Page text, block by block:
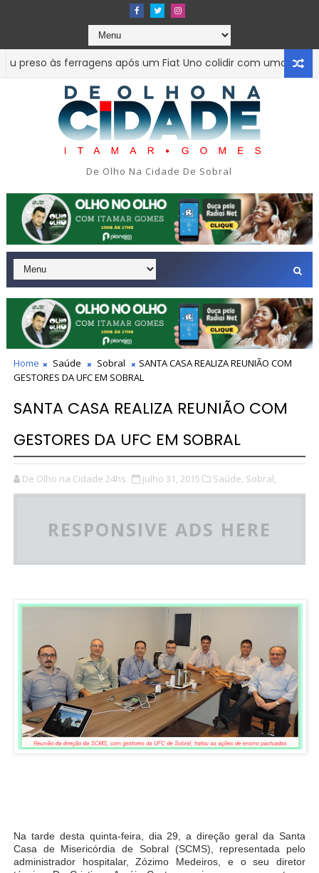
às ferragens após um Fiat Uno colidir com uma
de assalto acabou em tragédia na tarde da última segunda-
De Olho Na Cidade De Sobral
Home Saúde Sobral
SANTA CASA REALIZA REUNIÃO COM
GESTORES DA UFC EM SOBRAL
SANTA CASA REALIZA REUNIÃO COM
GESTORES DA UFC EM SOBRAL
De Olho na Cidade 24hs julho 31, 2015 Saúde, Sobral,
RESPONSIVE ADS HERE
Na tarde desta quinta-feira, dia 29, a direção geral da Santa
Casa de Misericórdia de Sobral (SCMS), representada pelo
administrador hospitalar, Zózimo Medeiros, e o seu diretor